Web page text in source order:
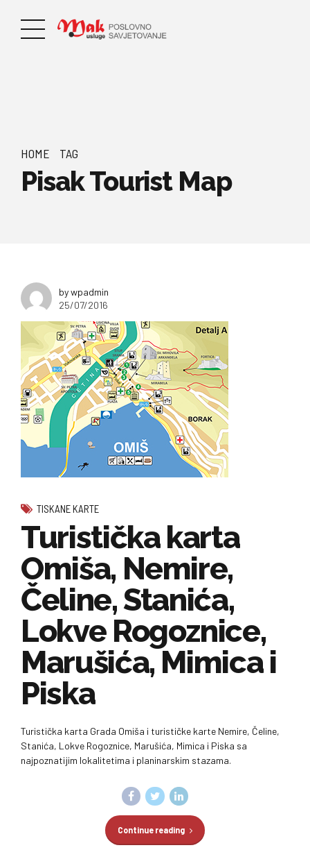
HOME TAG
Pisak Tourist Map
by wpadmin
25/07/2016
TISKANE KARTE
Turistička karta
Omiša, Nemire,
Čeline, Stanića,
Lokve Rogoznice,
Marušića, Mimica i
Piska
Turistička karta Grada Omiša i turističke karte Nemire, Čeline,
Stanića, Lokve Rogoznice, Marušića, Mimica i Piska sa
najpoznatijim lokalitetima i planinarskim stazama.
Continue reading